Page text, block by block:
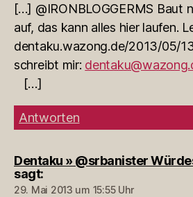
[…] @IRONBLOGGERMS Baut
auf, das kann alles hier laufen.
dentaku.wazong.de/2013/05/
schreibt mir:
[…]
Antworten
Dentaku » @srbanister
sagt:
29. Mai 2013 um 15:55 Uhr